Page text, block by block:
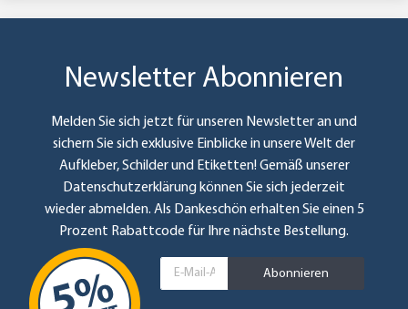
Newsletter Abonnieren
Melden Sie sich jetzt für unseren Newsletter an und
sichern Sie sich exklusive Einblicke in unsere Welt der
Aufkleber, Schilder und Etiketten! Gemäß unserer
Datenschutzerklärung können Sie sich jederzeit
wieder abmelden. Als Dankeschön erhalten Sie einen 5
Prozent Rabattcode für Ihre nächste Bestellung.
Abonnieren